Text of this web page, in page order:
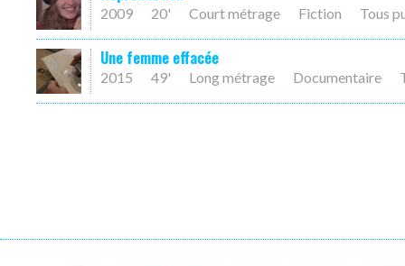
2009 20' Court métrage Fiction Tous
Une femme effacée
2015 49' Long métrage Documentaire